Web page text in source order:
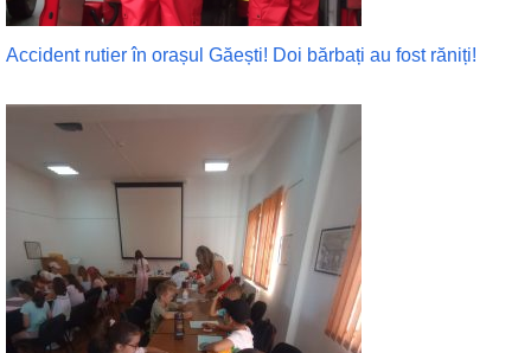
Accident rutier în orașul Găești! Doi bărbați au fost răniți!